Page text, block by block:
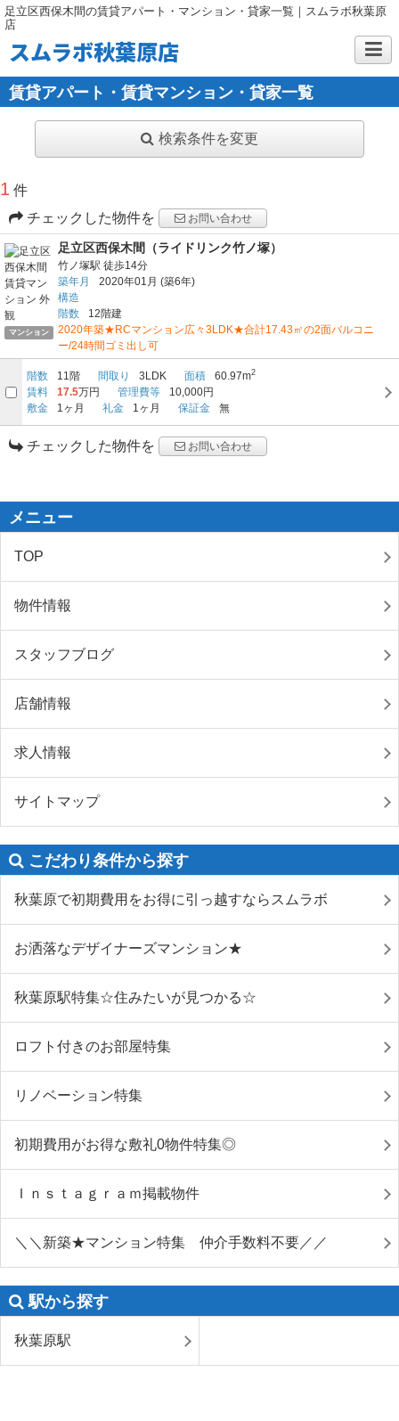
足立区西保木間の賃貸アパート・マンション・貸家一覧｜スムラボ秋葉原
店
スムラボ秋葉原店
賃貸アパート・賃貸マンション・貸家一覧
検索条件を変更
1 件
チェックした物件を
お問い合わせ
マンション
足立区西保木間（ライドリンク竹ノ塚）
竹ノ塚駅 徒歩14分
築年月
2020年01月 (築6年)
構造
階数
12階建
2020年築★RCマンション広々3LDK★合計17.43㎡の2面バルコニ
ー/24時間ゴミ出し可
階数 11階 間取り 3LDK 面積 60.97m2
賃料 17.5万円 管理費等
10,000円
敷金
1ヶ月 礼金 1ヶ月 保証金 無
チェックした物件を お問い合わせ
メニュー
TOP
物件情報
スタッフブログ
店舗情報
求人情報
サイトマップ
こだわり条件から探す
秋葉原で初期費用をお得に引っ越すならスムラボ
お洒落なデザイナーズマンション★
秋葉原駅特集☆住みたいが見つかる☆
ロフト付きのお部屋特集
リノベーション特集
初期費用がお得な敷礼0物件特集◎
Ｉｎｓｔａｇｒａｍ掲載物件
＼＼新築★マンション特集 仲介手数料不要／／
駅から探す
秋葉原駅